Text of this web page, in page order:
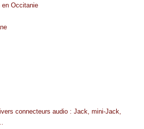
en Occitanie
connecteurs audio : Jack, mini-Jack,